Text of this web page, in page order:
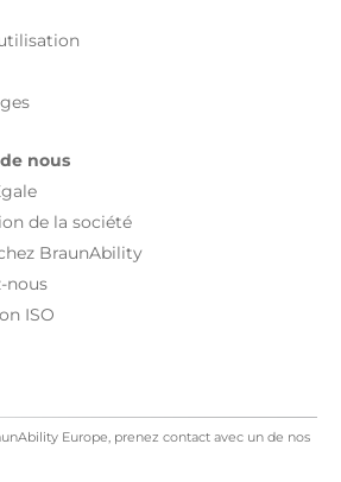
nous
de la société
BraunAbility
nous
ISO
Europe, prenez contact avec un de nos